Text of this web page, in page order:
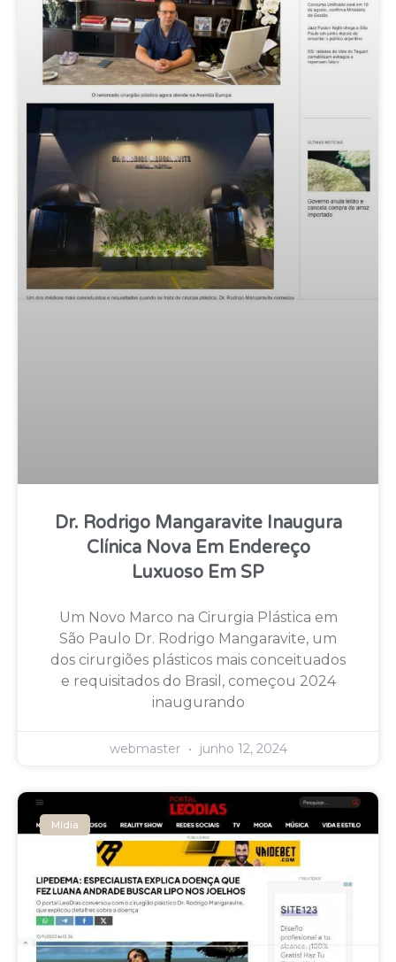
Dr. Rodrigo Mangaravite Inaugura
Clínica Nova Em Endereço
Luxuoso Em SP
Um Novo Marco na Cirurgia Plástica em
São Paulo Dr. Rodrigo Mangaravite, um
dos cirurgiões plásticos mais conceituados
e requisitados do Brasil, começou 2024
inaugurando
webmaster junho 12, 2024
Mídia